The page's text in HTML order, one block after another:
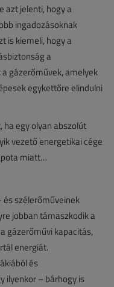
azt jelenti, hogy a
ingadozásoknak
is kiemeli, hogy a
a
gázerőművek, amelyek
egykettőre elindulni
ha egy olyan abszolút
vezető energetikai cége
miatt…
szélerőműveinek
jobban támaszkodik a
gázerőművi kapacitás,
energiát.
és
ilyenkor – bárhogy is